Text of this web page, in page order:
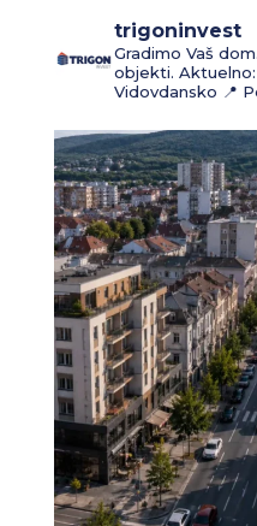
trigoninvest
Gradimo Vaš dom.
objekti. Aktuelno:
Vidovdansko 📍